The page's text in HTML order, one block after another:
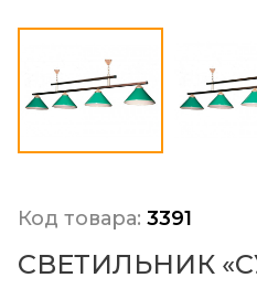
Код товара: 3391
СВЕТИЛЬНИК